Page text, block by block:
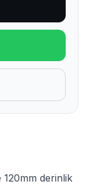
120mm derinlik